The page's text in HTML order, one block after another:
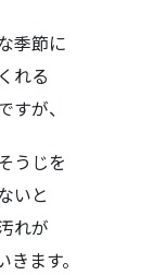
季節に
れる
すが、
うじを
いと
れが
きます。